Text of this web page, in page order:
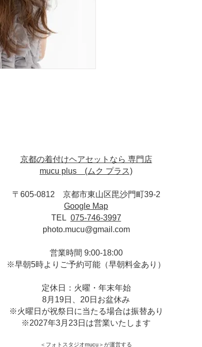
京都の着付けヘアセットなら 専門店
mucu plus (​ムク プラス)
〒605-0812 京都市東山区毘沙門町39-2
Google Map
TEL 075-746-3997
photo.mucu@gmail.com
営業時間 9:00-18:00
​※早朝5時よりご予約可能（早朝料金あり）
定休日：火曜・年末年始
8月19日、20日お盆休み
※火曜日が祝祭日に当たる場合は振替あり
※2027年3月23日は営業いたします
＜​フォトスタジオmucu＞ が運営する